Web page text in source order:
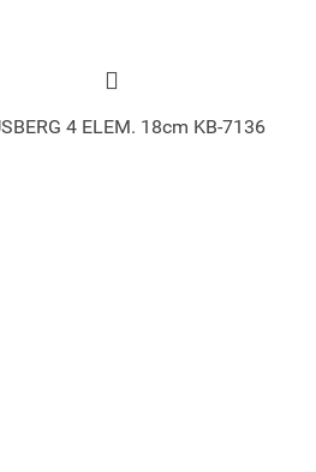
4 ELEM. 18cm KB-7136